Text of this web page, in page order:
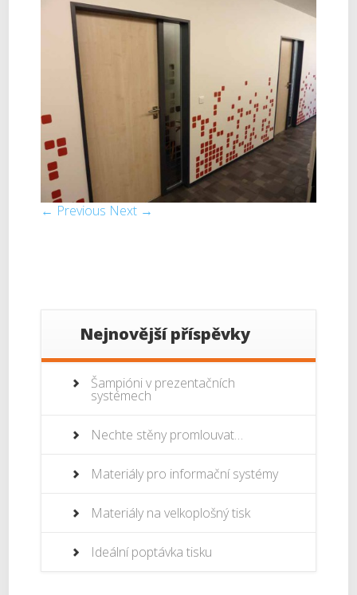
← Previous Next →
Nejnovější příspěvky
Šampióni v prezentačních
systémech
Nechte stěny promlouvat…
Materiály pro informační systémy
Materiály na velkoplošný tisk
Ideální poptávka tisku